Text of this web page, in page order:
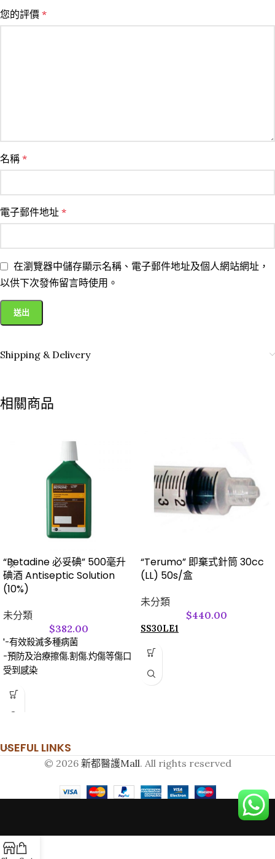
您的評價 *
名稱 *
電子郵件地址 *
在瀏覽器中儲存顯示名稱、電子郵件地址及個人網站網址，
以供下次發佈留言時使用。
Shipping & Delivery
相關商品
“Betadine 必妥碘” 500毫升
碘酒 Antiseptic Solution
(10%)
未分類
$382.00
'-有效殺滅多種病菌
-預防及治療擦傷.割傷.灼傷等傷口
受到感染
“Terumo” 即棄式針筒 30cc
(LL) 50s/盒
未分類
$440.00
SS30LE1
USEFUL LINKS
© 2026 新都醫護Mall. All rights reserved